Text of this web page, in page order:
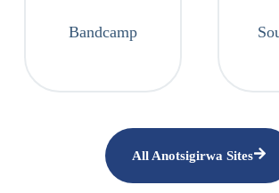
Bandcamp
All Anotsigirwa Sites